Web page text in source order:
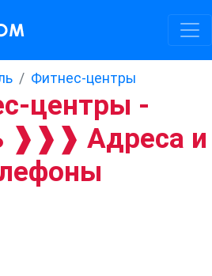
Фитнес-центры
центры -
❱❱❱ Адреса и